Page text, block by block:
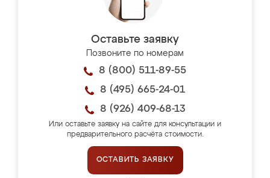
Оставьте заявку
Позвоните по номерам
8 (800) 511-89-55
8 (495) 665-24-01
8 (926) 409-68-13
Или оставьте заявку на сайте для консультации и
предварительного расчёта стоимости.
ОСТАВИТЬ ЗАЯВКУ